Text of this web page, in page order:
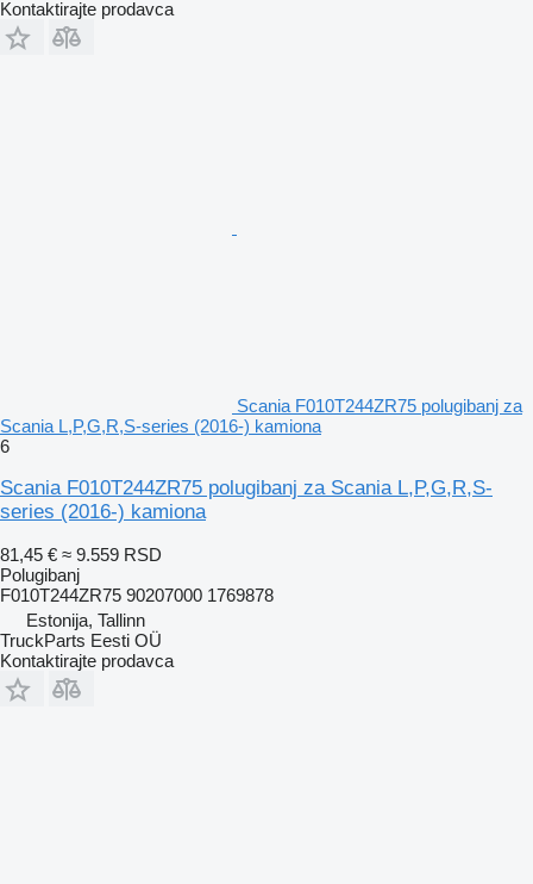
Kontaktirajte prodavca
Scania F010T244ZR75 polugibanj za
Scania L,P,G,R,S-series (2016-) kamiona
6
Scania F010T244ZR75 polugibanj za Scania L,P,G,R,S-
series (2016-) kamiona
81,45 € ≈ 9.559 RSD
Polugibanj
F010T244ZR75 90207000 1769878
Estonija, Tallinn
TruckParts Eesti OÜ
Kontaktirajte prodavca